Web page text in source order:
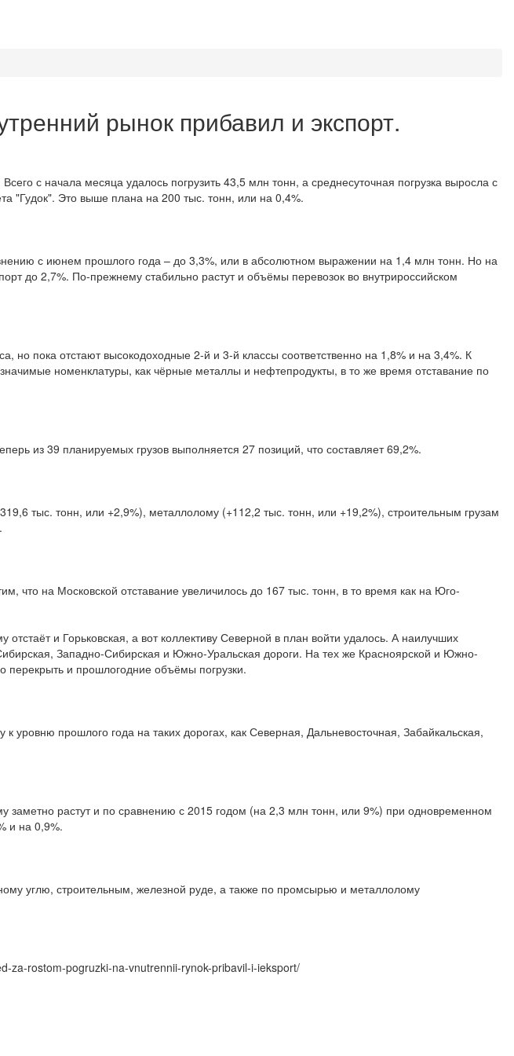
рынок прибавил и экспорт.
с начала месяца удалось погрузить 43,5 млн тонн, а среднесуточная погрузка выросла с
"Гудок". Это выше плана на 200 тыс. тонн, или на 0,4%.
с июнем прошлого года – до 3,3%, или в абсолютном выражении на 1,4 млн тонн. Но на
до 2,7%. По-прежнему стабильно растут и объёмы перевозок во внутрироссийском
но пока отстают высокодоходные 2-й и 3-й классы соответственно на 1,8% и на 3,4%. К
номенклатуры, как чёрные металлы и нефтепродукты, в то же время отставание по
из 39 планируемых грузов выполняется 27 позиций, что составляет 69,2%.
тыс. тонн, или +2,9%), металлолому (+112,2 тыс. тонн, или +19,2%), строительным грузам
что на Московской отставание увеличилось до 167 тыс. тонн, в то время как на Юго-
и Горьковская, а вот коллективу Северной в план войти удалось. А наилучших
Западно-Сибирская и Южно-Уральская дороги. На тех же Красноярской и Южно-
перекрыть и прошлогодние объёмы погрузки.
уровню прошлого года на таких дорогах, как Северная, Дальневосточная, Забайкальская,
заметно растут и по сравнению с 2015 годом (на 2,3 млн тонн, или 9%) при одновременном
и на 0,9%.
углю, строительным, железной руде, а также по промсырью и металлолому
za-rostom-pogruzki-na-vnutrennii-rynok-pribavil-i-ieksport/